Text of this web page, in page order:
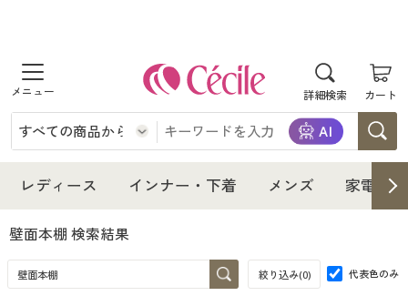
詳細検索 カート
商品を探す
レディース
レディースファッション
女性下着
インナー・下着
インナー・下着通販すべて
女性下着
メンズ
メンズ通販すべて
家電・雑貨
レディース インナー・下着 メンズ 家電・
壁面本棚 検索結果
絞り込み(0) 代表色のみ